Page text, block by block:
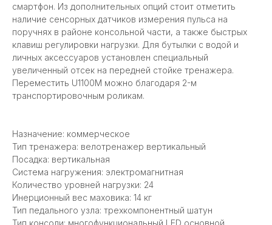
смартфон. Из дополнительных опций стоит отметить
наличие сенсорных датчиков измерения пульса на
поручнях в районе консольной части, а также быстрых
клавиш регулировки нагрузки. Для бутылки с водой и
личных аксессуаров установлен специальный
увеличенный отсек на передней стойке тренажера.
Переместить U1100M можно благодаря 2-м
транспортировочным роликам.
Назначение: коммерческое
Тип тренажера: велотренажер вертикальный
Посадка: вертикальная
Система нагружения: электромагнитная
Количество уровней нагрузки: 24
Инерционный вес маховика: 14 кг
Тип педального узла: трехкомпонентный шатун
Тип консоли: многофункциональный LED основной